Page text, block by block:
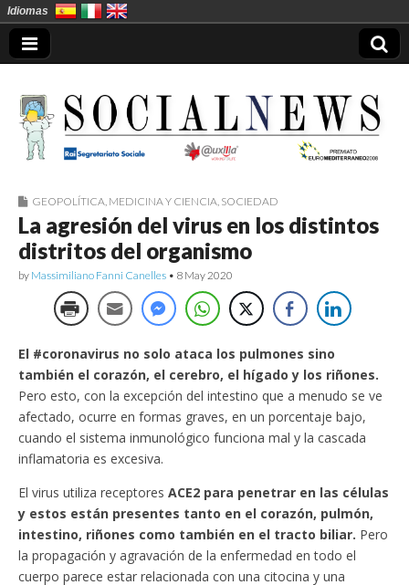
Socialnews en
Español
GEOPOLÍTICA MEDICINA Y CIENCIA SOCIEDAD
La agresión del virus en los distintos
distritos del organismo
by Massimiliano Fanni Canelles • 8 May 2020
El #coronavirus no solo ataca los pulmones sino
también el corazón, el cerebro, el hígado y los riñones.
Pero esto, con la excepción del intestino que a menudo se ve
afectado, ocurre en formas graves, en un porcentaje bajo,
cuando el sistema inmunológico funciona mal y la cascada
inflamatoria es excesiva.
El virus utiliza receptores ACE2 para penetrar en las células
y estos están presentes tanto en el corazón, pulmón,
intestino, riñones como también en el tracto biliar. Pero
la propagación y agravación de la enfermedad en todo el
cuerpo parece estar relacionada con una citocina y una
Idiomas